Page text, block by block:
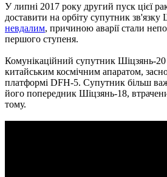
У липні 2017 року другий пуск цієї
доставити на орбіту супутник зв'язку
невдалим, причиною аварії стали
першого ступеня.
Комунікаційний супутник Шіцзянь-
китайським космічним апаратом,
платформі DFH-5. Супутник більш
його попередник Шіцзянь-18,
тому.